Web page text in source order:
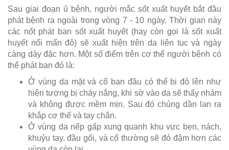
Sau giai đoạn ủ bệnh, người mắc sốt xuất huyết bắt đầu
phát bệnh ra ngoài trong vòng 7 - 10 ngày. Thời gian này
các nốt phát ban sốt xuất huyết (hay còn gọi là sốt xuất
huyết nổi mẩn đỏ) sẽ xuất hiện trên da liên tục và ngày
càng dày đặc hơn. Một số điểm trên cơ thể người bệnh có
thể phát ban đó là:
Ở vùng da mặt và cổ ban đầu có thể bị đỏ lên như
hiện tượng bị cháy nắng, khi sờ vào da sẽ thấy nhám
và không được mềm mịn. Sau đó chúng dần lan ra
khắp cơ thể và tay chân.
Ở vùng da nếp gấp xung quanh khu vực bẹn, nách,
khuỷu tay, đầu gối, và cổ thường sẽ đỏ đậm hơn các